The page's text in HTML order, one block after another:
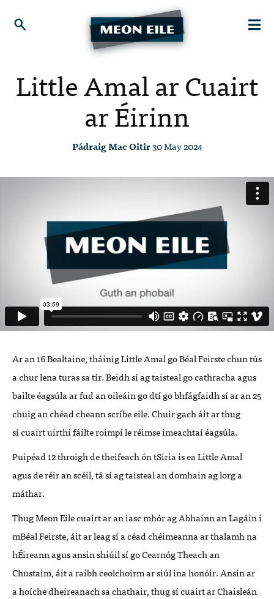
Little Amal ar Cuairt
ar Éirinn
Pádraig Mac Oitir30 May 2024
Ar an 16 Bealtaine, tháinig Little Amal go Béal Feirste chun tús
a chur lena turassa tír.Beidh sí ag taisteal go cathracha agus
bailteéagsúla ar fud an oileáin go dtígo bhfágfaidh sí ar an 25
chuig an chéad cheann scríbe eile. Chuir gach áit ar thug
sícuairt uirthi fáilte roimpi le réimse imeachtaí éagsúla.
Puipéad 12 throigh de theifeach ón tSiria is ea Little Amal
agus de réir an scéil, tásí ag taisteal an domhain ag lorg a
máthar.
Thug Meon Eile cuairt ar an iasc mhór ag Abhainn an Lagáin i
mBéal Feirste,áit ar leag sí a céad chéimeanna ar thalamh na
hÉireann agus ansin shiúil sígo Cearnóg Theach an
Chustaim, áit a raibh ceolchoirm ar siúl ina honóir. Ansin ar
ahoíche dheireanach sa chathair, thug sícuairt ar Chaisleán